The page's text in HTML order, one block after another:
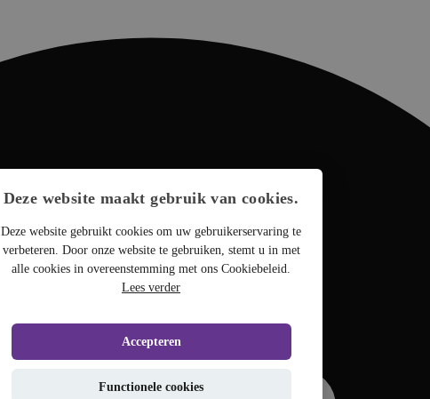
Deze website maakt gebruik van cookies.
Deze website gebruikt cookies om uw gebruikerservaring te
verbeteren. Door onze website te gebruiken, stemt u in met
alle cookies in overeenstemming met ons Cookiebeleid.
Lees verder
Accepteren
Functionele cookies